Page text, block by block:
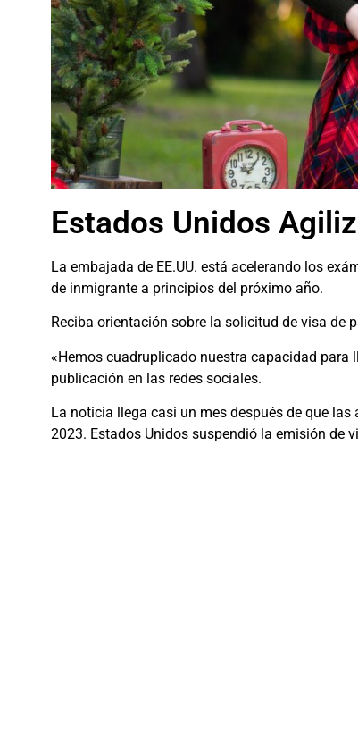
Estados Unidos
La embajada de EE.UU. está acelerando los
de inmigrante a principios del próximo año.
Reciba orientación sobre la solicitud de visa de
«Hemos cuadruplicado nuestra capacidad para
publicación en las redes sociales.
La noticia llega casi un mes después de que
2023. Estados Unidos suspendió la emisión de